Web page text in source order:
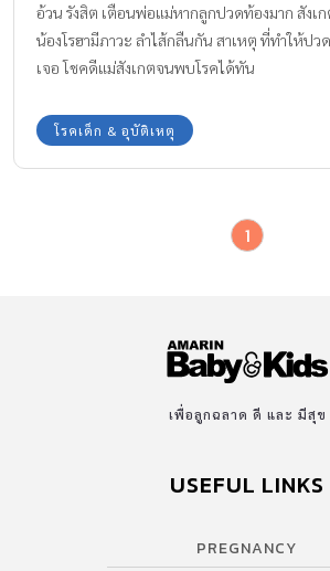
อ้วน รังสิต เตือนพ่อแม่หากลูกปวดท้องมาก สังเ
น้องโรฮามีภาวะ ลำไส้กลืนกัน สาเหตุ ที่ทำให้ปว
เจอ โชคดีแม่สังเกตจนพบโรคได้ทัน
โรคเด็ก & อุบัติเหตุ
1
เพื่อลูกฉลาด ดี และ มีสุข
USEFUL LINKS
PREGNANCY